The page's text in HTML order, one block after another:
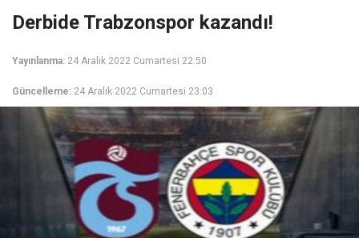
Derbide Trabzonspor kazandı!
Yayınlanma: 24 Aralık 2022 Cumartesi 22:50
Güncelleme: 24 Aralık 2022 Cumartesi 23:03